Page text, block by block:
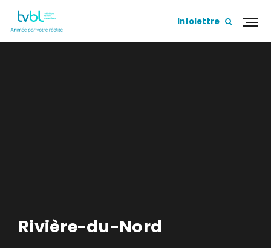
Infolettre
Rivière-du-Nord